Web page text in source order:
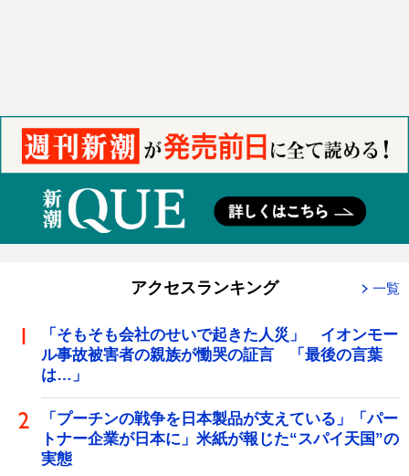
アクセスランキング 一覧
「そもそも会社のせいで起きた人災」 イオンモー
ル事故被害者の親族が慟哭の証言 「最後の言葉
は…」
「プーチンの戦争を日本製品が支えている」「パー
トナー企業が日本に」米紙が報じた“スパイ天国”の
実態